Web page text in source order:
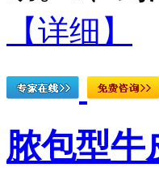
【详细】
脓包型牛